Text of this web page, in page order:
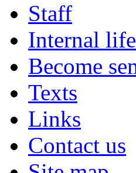
Staff
Internal life
Become
Texts
Links
Contact us